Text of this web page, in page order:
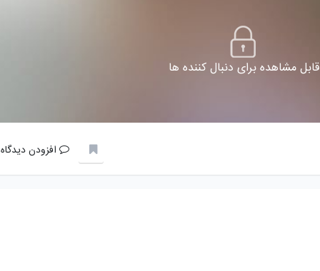
قابل مشاهده برای دنبال کننده ها
افزودن دیدگاه